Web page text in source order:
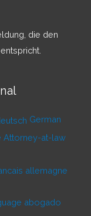
die den
German